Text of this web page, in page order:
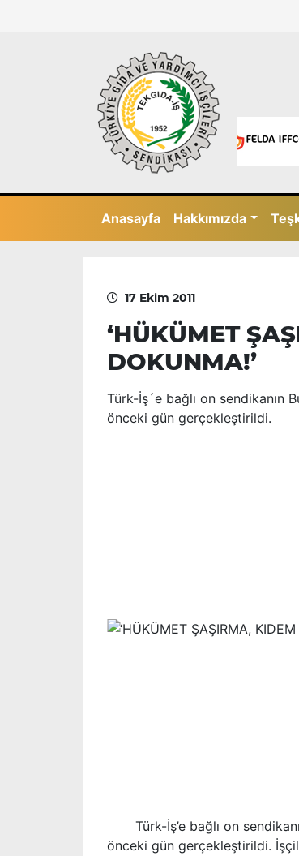
Anasayfa Hakkımızda
17 Ekim 2011
‘HÜKÜMET
DOKUNMA!’
Türk-İş´e bağlı on sendikanın
önceki gün gerçekleştirildi.
Türk-İş’e bağlı on
önceki gün gerçekleştirildi.